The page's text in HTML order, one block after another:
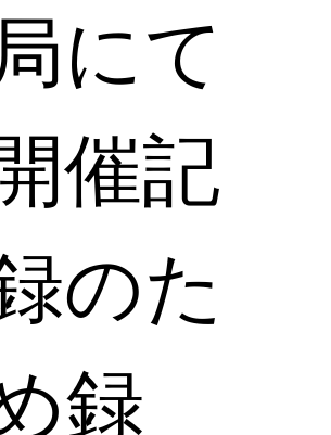
にて
催記
のた
録